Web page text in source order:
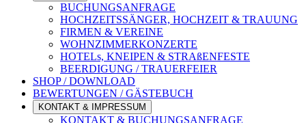
BUCHUNGSANFRAGE
HOCHZEITSSÄNGER, HOCHZEIT & TRAUUNG
FIRMEN & VEREINE
WOHNZIMMERKONZERTE
HOTELs, KNEIPEN & STRAßENFESTE
BEERDIGUNG / TRAUERFEIER
SHOP / DOWNLOAD
BEWERTUNGEN / GÄSTEBUCH
KONTAKT & IMPRESSUM
KONTAKT & BUCHUNGSANFRAGE